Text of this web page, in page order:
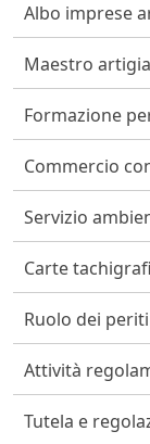
Albo imprese
Maestro
Formazione
Commercio
Servizio
Carte
Ruolo dei
Attività
Tutela e